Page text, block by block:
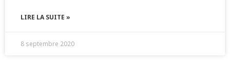
LIRE LA SUITE »
8 septembre 2020